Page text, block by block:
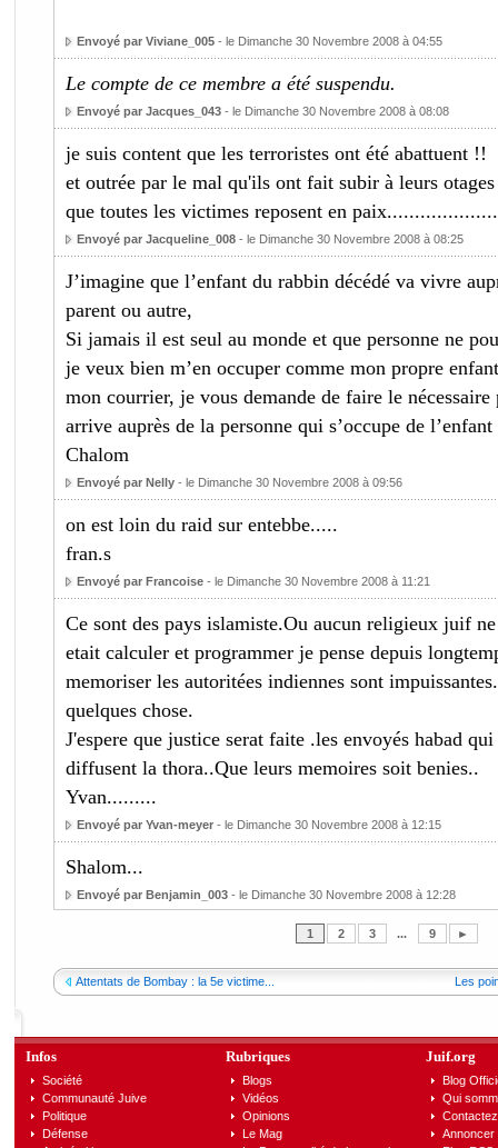
Envoyé par Viviane_005- le Dimanche 30 Novembre 2008 à 04:55
Le compte de ce membre a été suspendu.
Envoyé par Jacques_043- le Dimanche 30 Novembre 2008 à 08:08
je suis content que les terroristes ont été abattuent !!
et outrée par le mal qu'ils ont fait subir à leurs
que toutes les victimes reposent en
Envoyé par Jacqueline_008- le Dimanche 30 Novembre 2008 à 08:25
J’imagine que l’enfant du rabbin décédé va vivre
parent ou autre,
Si jamais il est seul au monde et que personne ne
je veux bien m’en occuper comme mon propre
mon courrier, je vous demande de faire le
arrive auprès de la personne qui s’occupe de
Chalom
Envoyé par Nelly- le Dimanche 30 Novembre 2008 à 09:56
on est loin du raid sur entebbe.....
fran.s
Envoyé par Francoise- le Dimanche 30 Novembre 2008 à 11:21
Ce sont des pays islamiste.Ou aucun religieux juif
etait calculer et programmer je pense depuis
memoriser les autoritées indiennes sont
quelques chose.
J'espere que justice serat faite .les envoyés habad
diffusent la thora..Que leurs memoires soit benies..
Yvan.........
Envoyé par Yvan-meyer- le Dimanche 30 Novembre 2008 à 12:15
Shalom...
Envoyé par Benjamin_003- le Dimanche 30 Novembre 2008 à 12:28
1 2 3 ... 9 ►
Attentats de Bombay : la 5e victime... Les
Infos
Société
Communauté Juive
Politique
Défense
Rubriques
Blogs
Vidéos
Opinions
Le Mag
Juif.org
Blog
Qui
Annoncer